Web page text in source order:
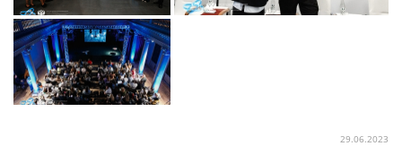
29.06.2023